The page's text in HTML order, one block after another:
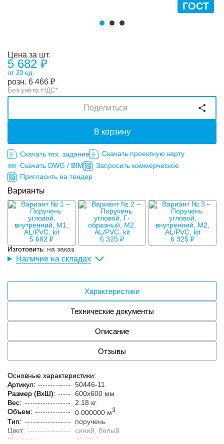
ГОСТ
Цена за шт.
5 682 ₽
от 20 ед.
розн. 6 466 ₽
Без учёта НДС*
Изготовить: на заказ
В корзину
Поделиться
Скачать тех. задание
Скачать проектную карту
Скачать DWG / BIM
Запросить коммерческое
Пригласить на тендер
Варианты
5 682 ₽ 6 325 ₽ 6 325 ₽
Наличие на складах
Характеристики
Технические документы
Описание
Отзывы
Основные характеристики:
Артикул:
50446-11
Размер (ВxШ):
600x600 мм
Вес:
2.18 кг
Объем:
0.000000 м3
Тип:
поручень
Цвет:
синий, белый
Материал:
AL PVC